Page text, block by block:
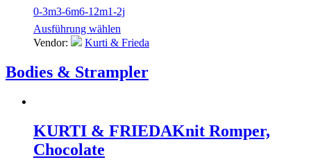
0-3m3-6m6-12m1-2j
Ausführung wählen
Vendor:
Kurti & Frieda
Bodies & Strampler
KURTI & FRIEDAKnit Romper,
Chocolate